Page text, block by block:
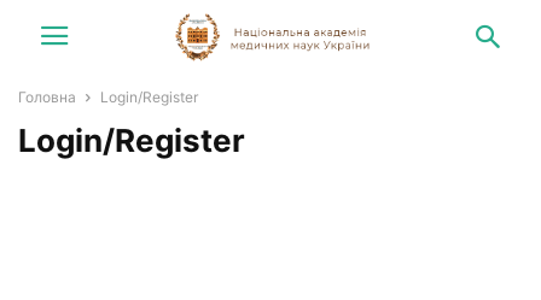
Головна Login/Register
Login/Register